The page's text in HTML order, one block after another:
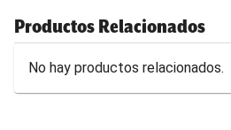
Productos Relacionados
No hay productos relacionados.